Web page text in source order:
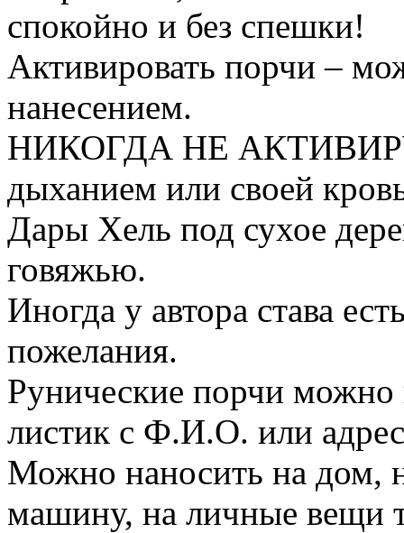
спокойно и без спешки!
Активировать порчи –
нанесением.
НИКОГДА НЕ
дыханием или своей
Дары Хель под сухое
говяжью.
Иногда у автора става
пожелания.
Рунические порчи можно
листик с Ф.И.О. или
Можно наносить на дом,
машину, на личные вещи